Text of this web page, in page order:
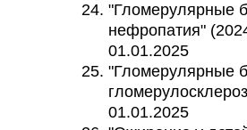
"Гломерулярные
нефропатия"
01.01.2025
"Гломерулярные
01.01.2025